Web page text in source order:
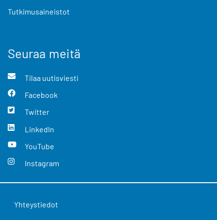
Tutkimusaineistot
Seuraa meitä
Tilaa uutisviesti
Facebook
Twitter
LinkedIn
YouTube
Instagram
Yhteystiedot